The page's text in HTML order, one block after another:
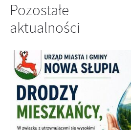
Pozostałe
aktualności